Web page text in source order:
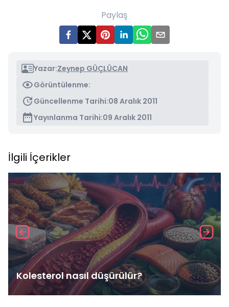
Paylaş
Yazar:Zeynep GÜÇLÜCAN
Görüntülenme:
Güncellenme Tarihi:08 Aralık 2011
Yayınlanma Tarihi:09 Aralık 2011
İlgili İçerikler
Kolesterol nasıl düşürülür?